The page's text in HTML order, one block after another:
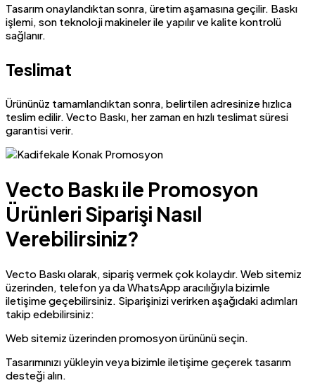
Tasarım onaylandıktan sonra, üretim aşamasına geçilir. Baskı
işlemi, son teknoloji makineler ile yapılır ve kalite kontrolü
sağlanır.
Teslimat
Ürününüz tamamlandıktan sonra, belirtilen adresinize hızlıca
teslim edilir. Vecto Baskı, her zaman en hızlı teslimat süresi
garantisi verir.
Vecto Baskı ile Promosyon
Ürünleri Siparişi Nasıl
Verebilirsiniz?
Vecto Baskı olarak, sipariş vermek çok kolaydır. Web sitemiz
üzerinden, telefon ya da WhatsApp aracılığıyla bizimle
iletişime geçebilirsiniz. Siparişinizi verirken aşağıdaki adımları
takip edebilirsiniz:
Web sitemiz üzerinden promosyon ürününü seçin.
Tasarımınızı yükleyin veya bizimle iletişime geçerek tasarım
desteği alın.